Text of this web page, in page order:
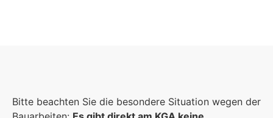
Bitte beachten Sie die besondere Situation wegen der